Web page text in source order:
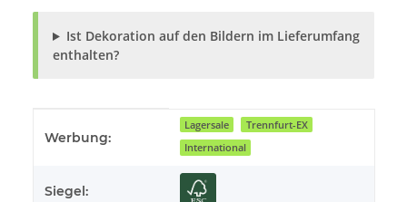
Ist Dekoration auf den Bildern im Lieferumfang
enthalten?
Werbung:
Lagersale
Trennfurt-EX
International
Siegel: